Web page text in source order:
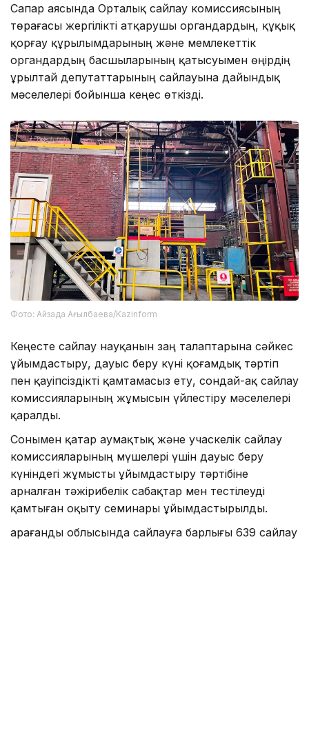
Сапар аясында Орталық сайлау комиссиясының
төрағасы жергілікті атқарушы органдардың, құқық
қорғау құрылымдарының және мемлекеттік
органдардың басшыларының қатысуымен өңірдің
Құрылтай депутаттарының сайлауына дайындық
мәселелері бойынша кеңес өткізді.
Фото: Айзада Ағылбаева/Kazinform
Кеңесте сайлау науқанын заң талаптарына сәйкес
ұйымдастыру, дауыс беру күні қоғамдық тәртіп
пен қауіпсіздікті қамтамасыз ету, сондай-ақ сайлау
комиссияларының жұмысын үйлестіру мәселелері
қаралды.
Сонымен қатар аумақтық және учаскелік сайлау
комиссияларының мүшелері үшін дауыс беру
күніндегі жұмысты ұйымдастыру тәртібіне
арналған тәжірибелік сабақтар мен тестілеуді
қамтыған оқыту семинары ұйымдастырылды.
Қарағанды облысында сайлауға барлығы 639 сайлау